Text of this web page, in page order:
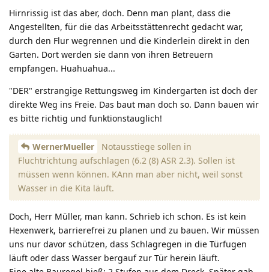
Hirnrissig ist das aber, doch. Denn man plant, dass die
Angestellten, für die das Arbeitsstättenrecht gedacht war,
durch den Flur wegrennen und die Kinderlein direkt in den
Garten. Dort werden sie dann von ihren Betreuern
empfangen. Huahuahua...
"DER" erstrangige Rettungsweg im Kindergarten ist doch der
direkte Weg ins Freie. Das baut man doch so. Dann bauen wir
es bitte richtig und funktionstauglich!
WernerMueller
Notausstiege sollen in
Fluchtrichtung aufschlagen (6.2 (8) ASR 2.3). Sollen ist
müssen wenn können. KAnn man aber nicht, weil sonst
Wasser in die Kita läuft.
Doch, Herr Müller, man kann. Schrieb ich schon. Es ist kein
Hexenwerk, barrierefrei zu planen und zu bauen. Wir müssen
uns nur davor schützen, dass Schlagregen in die Türfugen
läuft oder dass Wasser bergauf zur Tür herein läuft.